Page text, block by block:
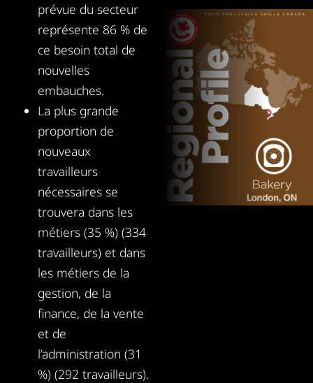
prévue du secteur
représente 86 % de
ce besoin total de
nouvelles
embauches.
La plus grande
proportion de
nouveaux
travailleurs
nécessaires se
trouvera dans les
métiers (35 %) (334
travailleurs) et dans
les métiers de la
gestion, de la
finance, de la vente
et de
l’administration (31
%) (292 travailleurs).